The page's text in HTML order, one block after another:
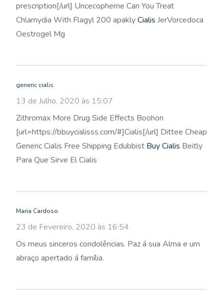
prescription[/url] Uncecopherne Can You Treat
Chlamydia With Flagyl 200 apaklyCialis JerVorcedoca
Oestrogel Mg
generic cialis
13 de Julho, 2020 às 15:07
Zithromax More Drug Side Effects Boohon
[url=https://bbuycialisss.com/#]Cialis[/url] Dittee Cheap
Generic Cialis Free Shipping Edubbist Buy Cialis Beitly
Para Que Sirve El Cialis
Maria Cardoso
23 de Fevereiro, 2020 às 16:54
Os meus sinceros condolências. Paz á sua Alma e um
abraço apertado á família.